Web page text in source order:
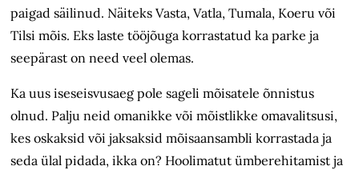
paigad säilinud. Näiteks Vasta, Vatla, Tumala, Koeru või
Tilsi mõis. Eks laste tööjõuga korrastatud ka parke ja
seepärast on need veel olemas.
Ka uus iseseisvusaeg pole sageli mõisatele õnnistus
olnud. Palju neid omanikke või mõistlikke omavalitsusi,
kes oskaksid või jaksaksid mõisaansambli korrastada ja
seda ülal pidada, ikka on? Hoolimatut ümberehitamist ja